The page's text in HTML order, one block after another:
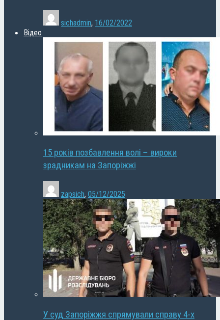
sichadmin, 16/02/2022
Відео
15 років позбавлення волі – вироки
зрадникам на Запоріжжі
zapsich, 05/12/2025
У суд Запоріжжя спрямували справу 4-х